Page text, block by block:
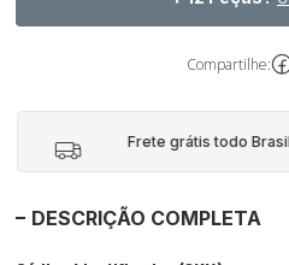
Compartilhe:
Frete grátis todo
DESCRIÇÃO COMPLETA